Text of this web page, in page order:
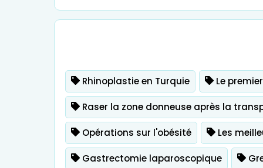
Rhinoplastie en Turquie Le
Raser la zone donneuse après la
Opérations sur l'obésité Les
Gastrectomie laparoscopique